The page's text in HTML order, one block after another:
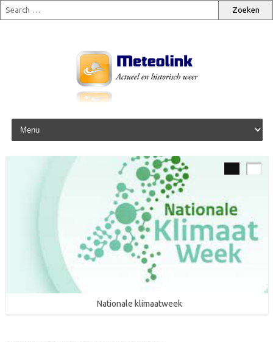
Skip to content
Nationale klimaatweek